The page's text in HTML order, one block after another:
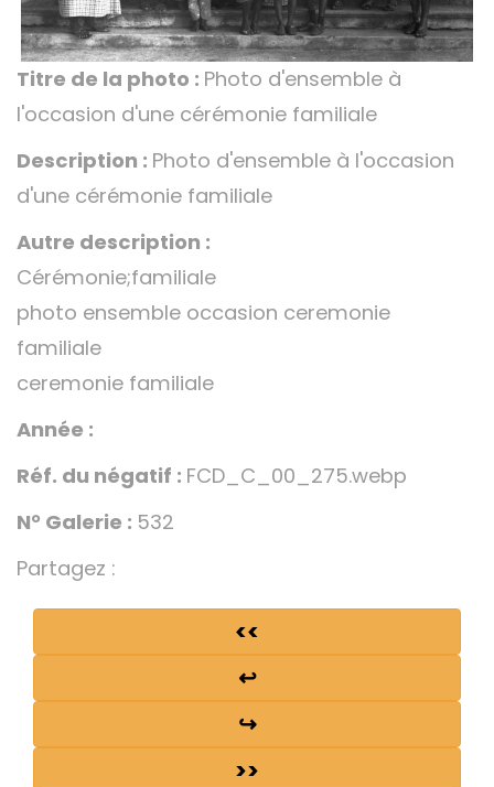
Titre de la photo : Photo d'ensemble à
l'occasion d'une cérémonie familiale
Description : Photo d'ensemble à l'occasion
d'une cérémonie familiale
Autre description :
Cérémonie;familiale
photo ensemble occasion ceremonie
familiale
ceremonie familiale
Année :
Réf. du négatif : FCD_C_00_275.webp
N° Galerie : 532
Partagez :
<<
↩
↪
>>